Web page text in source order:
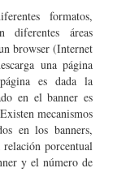
formatos,
diferentes áreas
browser (Internet
una página
es dada la
en el banner es
mecanismos
en los banners,
porcentual
y el número de